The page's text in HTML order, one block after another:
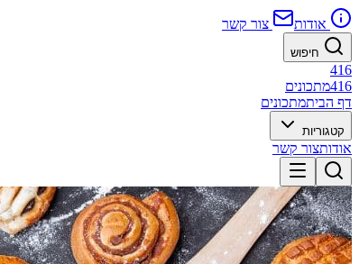
אודות צור קשר
חיפוש
416
416מתכונים
דף הביתמתכונים
קטגוריות
אודותצור קשר